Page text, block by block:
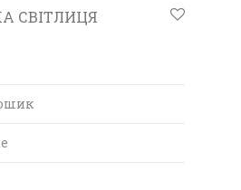
СВІТЛИЦЯ